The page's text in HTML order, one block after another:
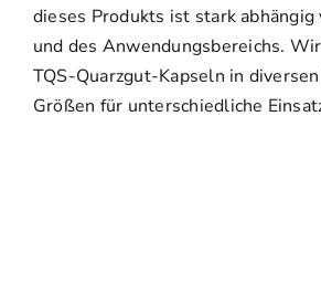
dieses Produkts ist stark
und des Anwendungsbereichs.
TQS-Quarzgut-Kapseln in
Größen für unterschiedliche